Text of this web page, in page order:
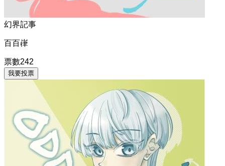
幻界記事
百百嵂
票數242
我要投票